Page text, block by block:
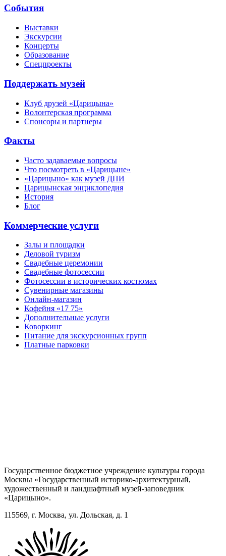
События
Выставки
Экскурсии
Концерты
Образование
Спецпроекты
Поддержать музей
Клуб друзей «Царицына»
Волонтерская программа
Спонсоры и партнеры
Факты
Часто задаваемые вопросы
Что посмотреть в «Царицыне»
«Царицыно» как музей ДПИ
Царицынская энциклопедия
История
Блог
Коммерческие услуги
Залы и площадки
Деловой туризм
Свадебные церемонии
Свадебные фотосессии
Фотосессии в исторических костюмах
Сувенирные магазины
Онлайн-магазин
Кофейня «17 75»
Дополнительные услуги
Коворкинг
Питание для экскурсионных групп
Платные парковки
Государственное бюджетное учреждение культуры города
Москвы «Государственный историко-архитектурный,
художественный и ландшафтный музей-заповедник
«Царицыно».
115569, г. Москва, ул. Дольская, д. 1